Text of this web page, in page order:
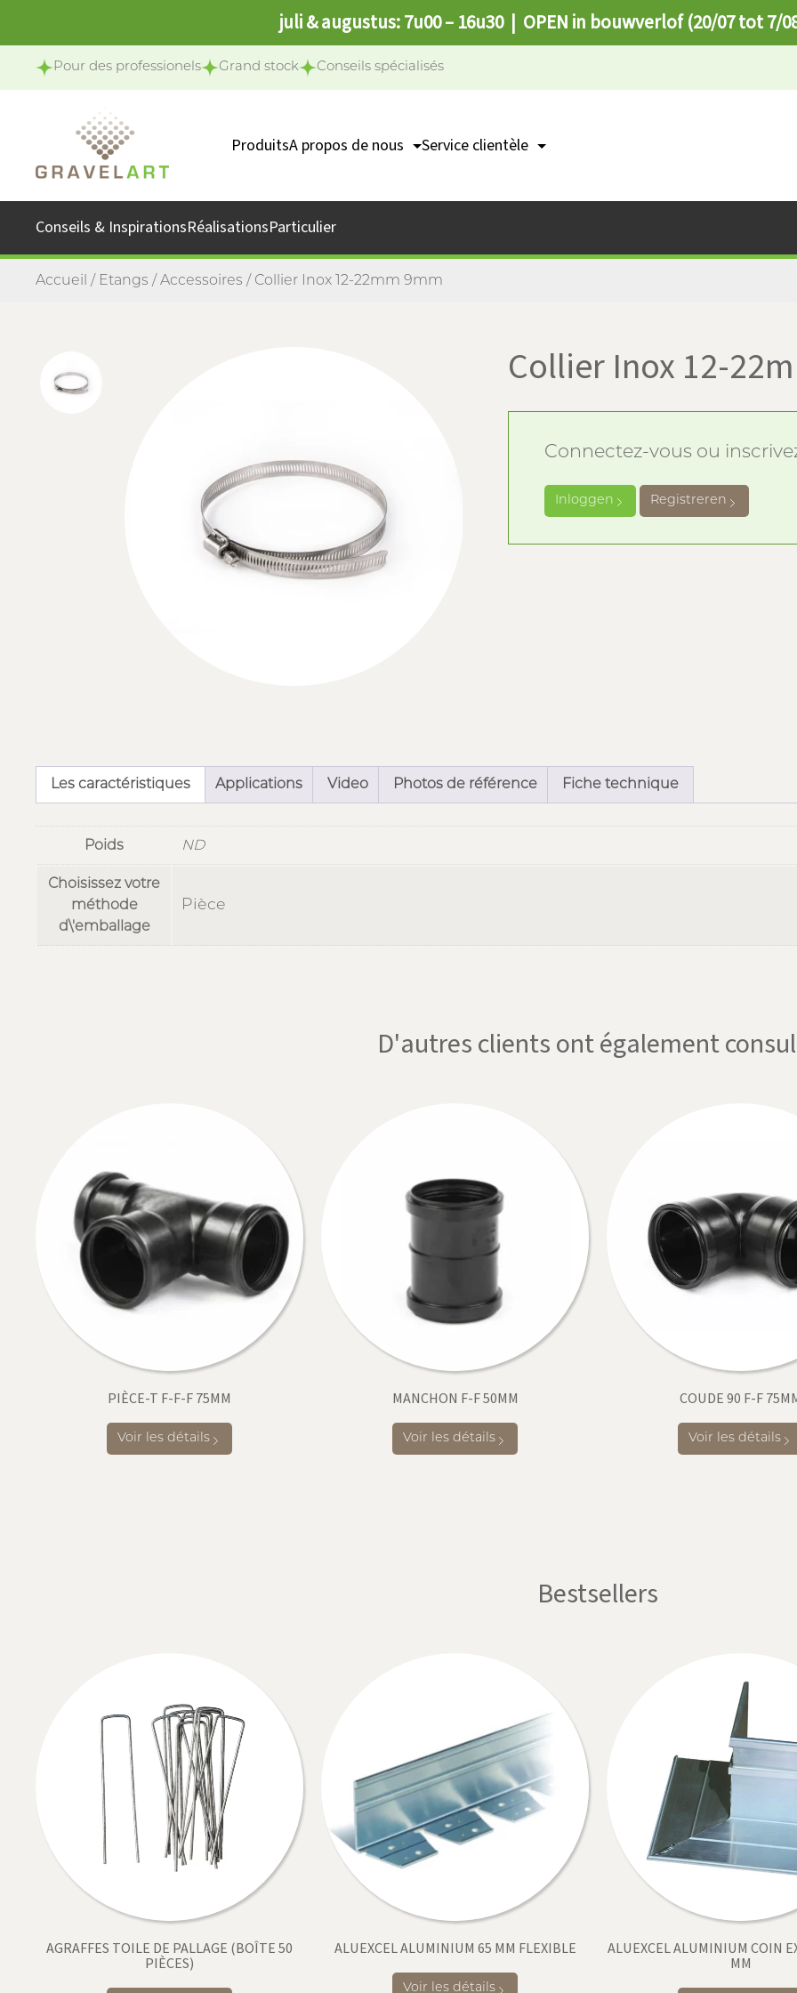
juli & augustus: 7u00 – 16u30 | OPEN in bouwverlof (20/07 tot 7/
Pour des professionels Grand stock Conseils spécialisés
ProduitsA propos de nous Service clientèle
Conseils & InspirationsRéalisationsParticulier
Accueil / Etangs / Accessoires / Collier Inox 12-22mm 9mm
Collier Inox 12-
Connectez-vous ou
Inloggen Registreren
Les caractéristiques Applications Video Photos de référence Fiche technique
Poids ND
Choisissez votre
méthode
d\'emballage
Pièce
D'autres clients ont également
PIÈCE-T F-F-F 75MM
Voir les détails
MANCHON F-F 50MM
Voir les détails
COUDE 90 F-F
Voir les détails
Bestsellers
AGRAFFES TOILE DE PALLAGE (BOÎTE 50
PIÈCES)
ALUEXCEL ALUMINIUM 65 MM FLEXIBLE
Voir les détails
ALUEXCEL ALUMINIUM COIN
MM